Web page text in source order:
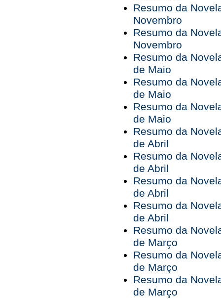
Resumo da
Novembro
Resumo da
Novembro
Resumo da
de Maio
Resumo da
de Maio
Resumo da
de Maio
Resumo da
de Abril
Resumo da
de Abril
Resumo da
de Abril
Resumo da
de Abril
Resumo da
de Março
Resumo da
de Março
Resumo da
de Março